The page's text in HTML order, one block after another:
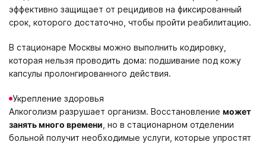
эффективно защищает от рецидивов на фиксированный
срок, которого достаточно, чтобы пройти реабилитацию.
В стационаре Москвы можно выполнить кодировку,
которая нельзя проводить дома: подшивание под кожу
капсулы пролонгированного действия.
Укрепление здоровья
Алкоголизм разрушает организм. Восстановление может
занять много времени , но в стационарном отделении
больной получит необходимые услуги, которые упростят